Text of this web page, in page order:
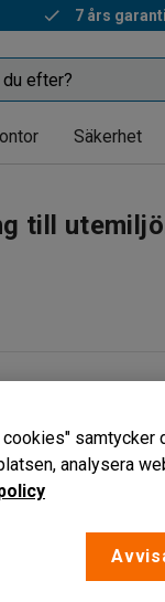
7 års garanti
Säkerhet
till
analysera